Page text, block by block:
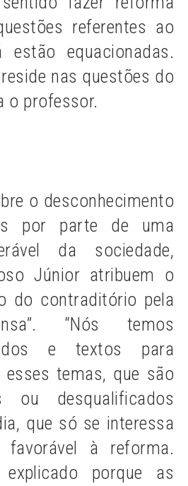
referentes ao
equacionadas.
nas questões do
o professor.
o desconhecimento
por parte de uma
da sociedade,
Júnior atribuem o
do contraditório pela
“Nós temos
e textos para
temas, que são
ou desqualificados
que só se interessa
favorável à reforma.
porque as